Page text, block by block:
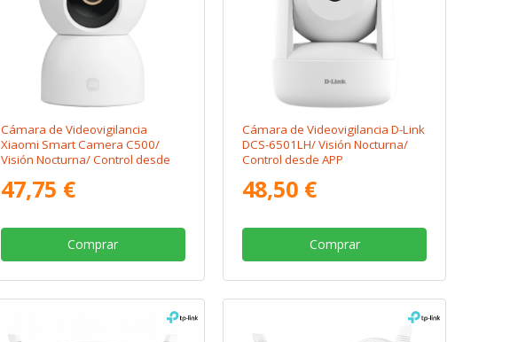
Cámara de Videovigilancia
Xiaomi Smart Camera C500/
Visión Nocturna/ Control desde
47,75 €
Comprar
Cámara de Videovigilancia D-Link
DCS-6501LH/ Visión Nocturna/
Control desde APP
48,50 €
Comprar